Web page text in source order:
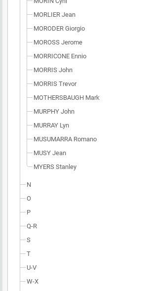
MORLIER Jean
MORODER Giorgio
MOROSS Jerome
MORRICONE Ennio
MORRIS John
MORRIS Trevor
MOTHERSBAUGH Mark
MURPHY John
MURRAY Lyn
MUSUMARRA Romano
MUSY Jean
MYERS Stanley
N
O
P
Q-R
S
T
U-V
W-X